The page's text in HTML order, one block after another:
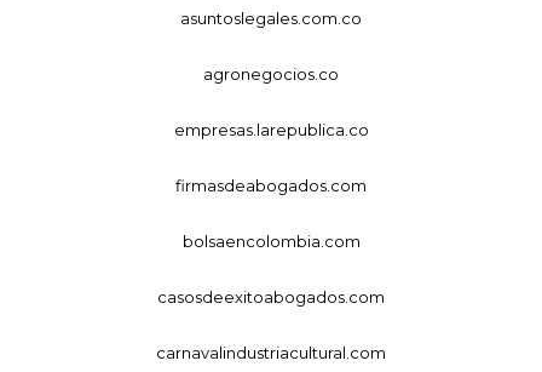
asuntoslegales.com.co
agronegocios.co
empresas.larepublica.co
firmasdeabogados.com
bolsaencolombia.com
casosdeexitoabogados.com
carnavalindustriacultural.com